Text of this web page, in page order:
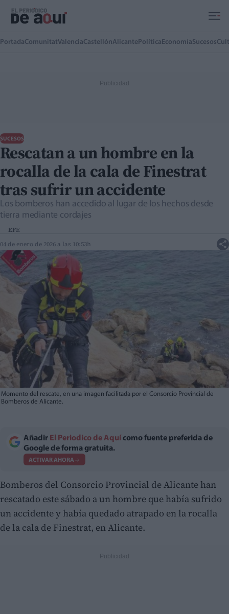
PortadaComunitatValenciaCastellónAlicante Política EconomíaSucesos
SUCESOS
Rescatan a un hombre en la
rocalla de la cala de Finestrat
tras sufrir un accidente
Los bomberos han accedido al lugar de los hechos desde
tierra mediante cordajes
EFE
04 de enero de 2026 a las 10:53h
Momento del rescate, en una imagen facilitada por el Consorcio Provincial de
Bomberos de Alicante.
Añadir El Periodico de Aquí como fuente preferida de
Google de forma gratuita.
ACTIVAR AHORA
Bomberos del Consorcio Provincial de Alicante han
rescatado este sábado a un hombre que había sufrido
un accidente y había quedado atrapado en la rocalla
de la cala de Finestrat, en Alicante.